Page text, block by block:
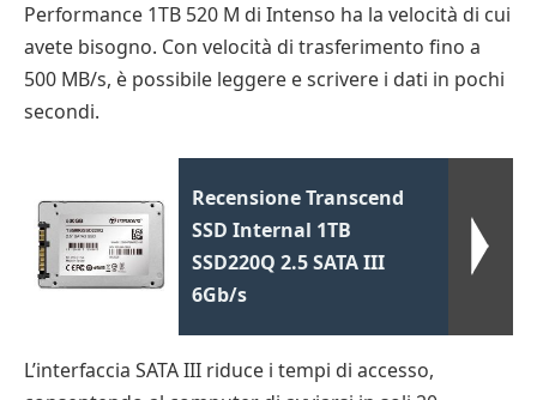
Performance 1TB 520 M di Intenso ha la velocità di cui
avete bisogno. Con velocità di trasferimento fino a
500 MB/s, è possibile leggere e scrivere i dati in pochi
secondi.
Recensione Transcend
SSD Internal 1TB
SSD220Q 2.5 SATA III
6Gb/s
L’interfaccia SATA III riduce i tempi di accesso,